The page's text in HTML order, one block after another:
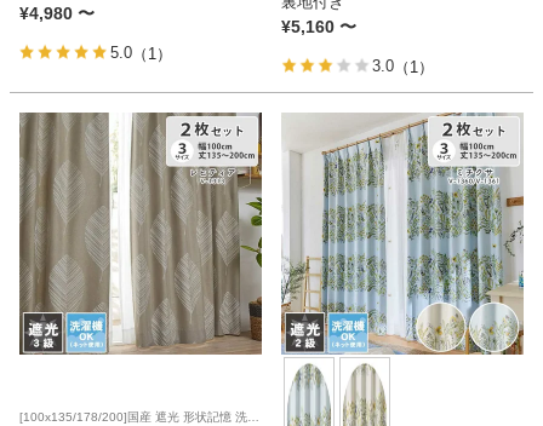
家電・照明器具
インテリア雑貨
ガーデン
タワー
¥4,980 〜
5.0 （1）
¥5,160 〜
3.0 （1）
[100x135/178/200]国産 遮光 形状記憶 洗濯